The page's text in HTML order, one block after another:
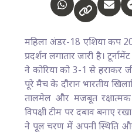
महिला अंडर-18 एशिया कप
प्रदर्शन लगातार जारी है।
ने कोरिया को 3-1 से हराकर
पूरे मैच के दौरान भारतीय
तालमेल और मजबूत रक्षात्मक
विपक्षी टीम पर दबाव बनाए
ने पूल चरण में अपनी स्थिति